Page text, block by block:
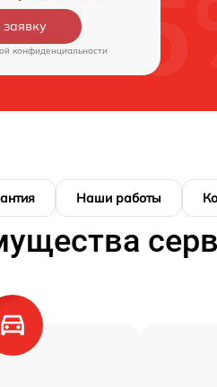
заявку
конфиденциальности
Наши работы